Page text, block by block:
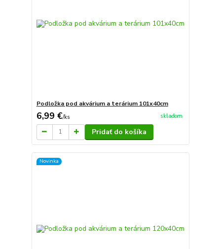
Podložka pod akvárium a terárium 101x40cm
6,99 €/ks skladom
Pridať do košíka
Novinka